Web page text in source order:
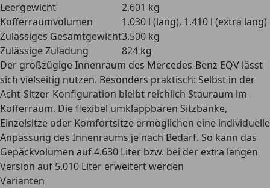
Leergewicht
2.601 kg
Kofferraumvolumen
1.030 l (lang), 1.410 l (extra lang)
Zulässiges Gesamtgewicht3.500 kg
Zulässige Zuladung
824 kg
Der großzügige Innenraum des Mercedes-Benz EQV lässt
sich vielseitig nutzen. Besonders praktisch: Selbst in der
Acht-Sitzer-Konfiguration bleibt reichlich Stauraum im
Kofferraum. Die flexibel umklappbaren Sitzbänke,
Einzelsitze oder Komfortsitze ermöglichen eine individuelle
Anpassung des Innenraums je nach Bedarf. So kann das
Gepäckvolumen auf 4.630 Liter bzw. bei der extra langen
Version auf 5.010 Liter erweitert werden
Varianten